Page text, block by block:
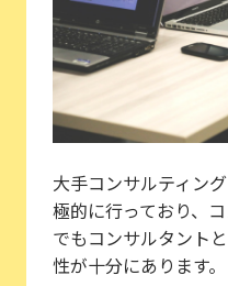
大手コンサルティン
極的に行っており、
でもコンサルタント
性が十分にあります。